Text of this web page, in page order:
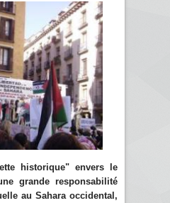
historique" envers le
grande responsabilité
au Sahara occidental,